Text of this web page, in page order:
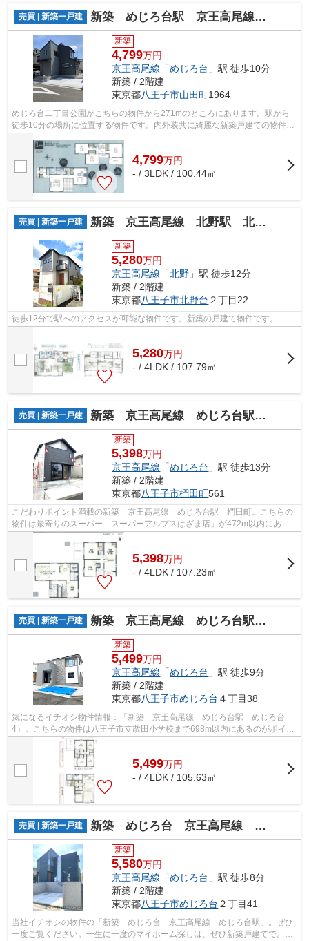
売買 | 新築一戸建 新築 めじろ台駅 京王高尾線 めじろ台駅
新築
4,799万円
京王高尾線 「めじろ台 」駅 徒歩10分
新築 / 2階建
東京都八王子市山田町1964
めじろ台二丁目公園がこちらの物件から271mのところにあります。駅から
徒歩10分の場所に位置する物件です。内外装共に綺麗な新築戸建ての物件は
4,799万円
- / 3LDK / 100.44㎡
売買 | 新築一戸建 新築 京王高尾線 北野駅 北野台
新築
5,280万円
京王高尾線 「北野 」駅 徒歩12分
新築 / 2階建
東京都八王子市北野台 ２丁目22
徒歩12分で駅へのアクセスが可能な物件です。新築の戸建て物件です。
5,280万円
- / 4LDK / 107.79㎡
売買 | 新築一戸建 新築 京王高尾線 めじろ台駅 椚田町
新築
5,398万円
京王高尾線 「めじろ台 」駅 徒歩13分
新築 / 2階建
東京都八王子市椚田町561
こだわりポイント満載の新築 京王高尾線 めじろ台駅 椚田町。こちらの
物件は最寄りのスーパー「スーパーアルプスはざま店」が472m以内にあり
ます。駅まで徒歩13分の物件です。一生...
5,398万円
- / 4LDK / 107.23㎡
売買 | 新築一戸建 新築 京王高尾線 めじろ台駅 めじろ台4
新築
5,499万円
京王高尾線 「めじろ台 」駅 徒歩9分
新築 / 2階建
東京都八王子市めじろ台 ４丁目38
気になるイチオシ物件情報：「新築 京王高尾線 めじろ台駅 めじろ台
4」。こちらの物件は八王子市立散田小学校まで698m以内にあるのがポイン
トです。設備も充実している新築戸建ての...
5,499万円
- / 4LDK / 105.63㎡
売買 | 新築一戸建 新築 めじろ台 京王高尾線 めじろ台駅
新築
5,580万円
京王高尾線 「めじろ台 」駅 徒歩8分
新築 / 2階建
東京都八王子市めじろ台 ２丁目41
当社イチオシの物件の「新築 めじろ台 京王高尾線 めじろ台駅」。ぜひ
一度ご覧ください。一生に一度のマイホーム探しは、ぜひ新築戸建てで。徒